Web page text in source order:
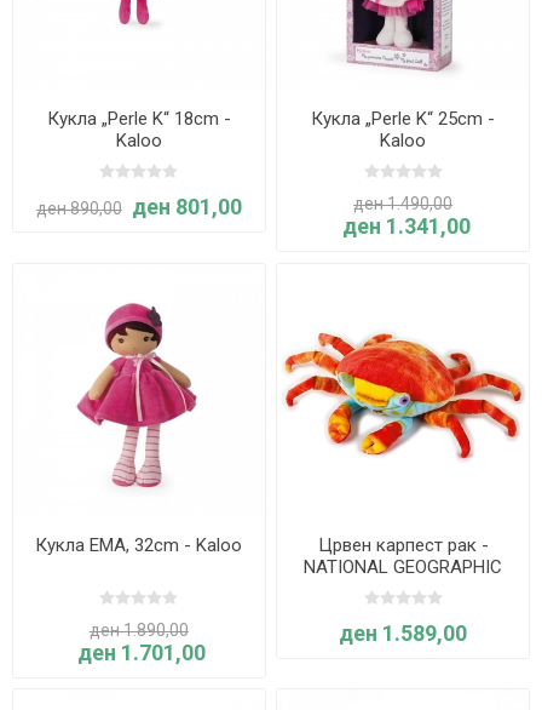
Кукла „Perle K“ 18cm -
Kaloo
ден 890,00 ден 801,00
Кукла „Perle K“ 25cm -
Kaloo
ден 1.490,00
ден 1.341,00
Кукла EMA, 32cm - Kaloo
ден 1.890,00
ден 1.701,00
Црвен карпест рак -
NATIONAL GEOGRAPHIC
ден 1.589,00